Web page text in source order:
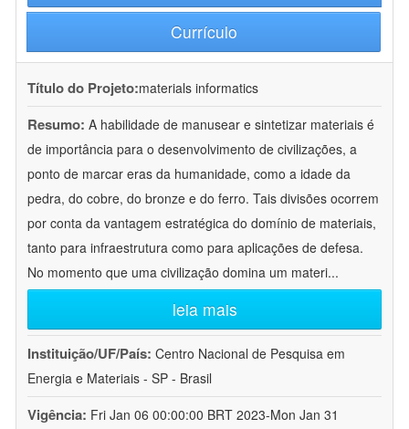
Currículo
Título do Projeto:materials informatics
Resumo: A habilidade de manusear e sintetizar materiais é
de importância para o desenvolvimento de civilizações, a
ponto de marcar eras da humanidade, como a idade da
pedra, do cobre, do bronze e do ferro. Tais divisões ocorrem
por conta da vantagem estratégica do domínio de materiais,
tanto para infraestrutura como para aplicações de defesa.
No momento que uma civilização domina um materi...
leia mais
Instituição/UF/País: Centro Nacional de Pesquisa em
Energia e Materiais - SP - Brasil
Vigência: Fri Jan 06 00:00:00 BRT 2023-Mon Jan 31